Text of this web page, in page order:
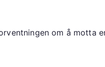
om å motta